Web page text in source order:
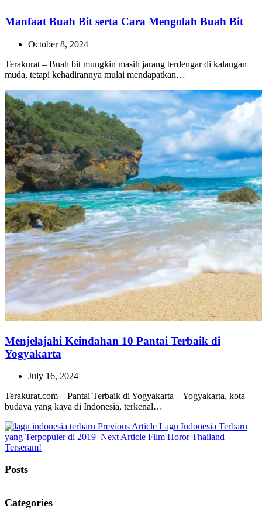
Manfaat Buah Bit serta Cara Mengolah Buah Bit
October 8, 2024
Terakurat – Buah bit mungkin masih jarang terdengar di kalangan
muda, tetapi kehadirannya mulai mendapatkan…
Menjelajahi Keindahan 10 Pantai Terbaik di
Yogyakarta
July 16, 2024
Terakurat.com – Pantai Terbaik di Yogyakarta – Yogyakarta, kota
budaya yang kaya di Indonesia, terkenal…
Previous Article Previous
Post:
Lagu Indonesia Terbaru
yang Terpopuler di 2019 Next Article Next
Film Horor Thailand
Terseram!
Posts
Categories